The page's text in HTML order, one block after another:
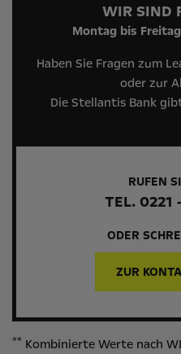
WIR SIND
Montag bis
Haben Sie Fragen zum
oder zur
Die Stellantis Bank
RUFEN
TEL.
ODER
ZUR
** Kombinierte Werte nach